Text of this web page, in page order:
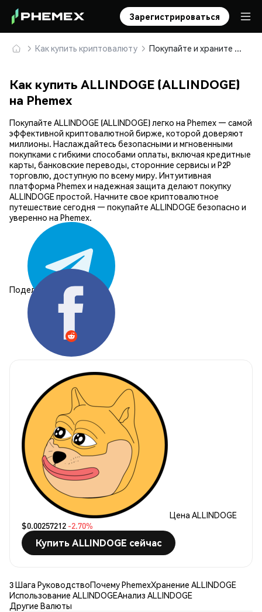
Зарегистрироваться
Как купить криптовалюту Покупайте и храните ALLINDOGE (ALLINDOGE) безопасно
Как купить ALLINDOGE (ALLINDOGE)
на Phemex
Покупайте ALLINDOGE (ALLINDOGE) легко на Phemex — самой
эффективной криптовалютной бирже, которой доверяют
миллионы. Наслаждайтесь безопасными и мгновенными
покупками с гибкими способами оплаты, включая кредитные
карты, банковские переводы, сторонние сервисы и P2P
торговлю, доступную по всему миру. Интуитивная
платформа Phemex и надежная защита делают покупку
ALLINDOGE простой. Начните свое криптовалютное
путешествие сегодня — покупайте ALLINDOGE безопасно и
уверенно на Phemex.
Поделиться:
Цена ALLINDOGE
$0.00257212 -2.70%
Купить ALLINDOGE сейчас
3 Шага РуководствоПочему PhemexХранение ALLINDOGE
Использование ALLINDOGEАнализ ALLINDOGE
Другие Валюты